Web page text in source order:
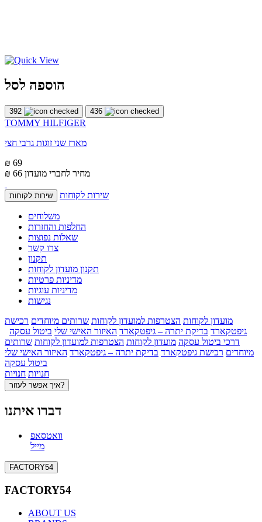
הוספה לסל
392 436
TOMMY HILFIGER
מארז שני זוגות גרבי חצי
₪ 69
₪ 66 מחיר לחברי מועדון
שירות לקוחות שירות לקוחות
משלוחים
החלפות והחזרות
שאלות נפוצות
צרו קשר
תקנון
תקנון מועדון לקוחות
מדיניות פרטיות
מדיניות עוגיות
נגישות
מועדון לקוחות הצטרפות למועדון לקוחות שרותים מיוחדים רכישת
גיפטקארד בדיקת יתרה – גיפטקארד האיזור האישי שלי ביטול עסקה
דרכי ביטול עסקה מועדון לקוחות הצטרפות למועדון לקוחות שרותים
מיוחדים רכישת גיפטקארד בדיקת יתרה – גיפטקארד האיזור האישי שלי
ביטול עסקה
חנויות חנויות
איך אפשר לעזור?
דברו איתנו
וואטסאפ
מייל
FACTORY54
FACTORY54
ABOUT US